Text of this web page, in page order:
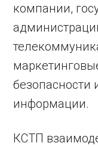
компании,
безопасности
информации.
КСТП